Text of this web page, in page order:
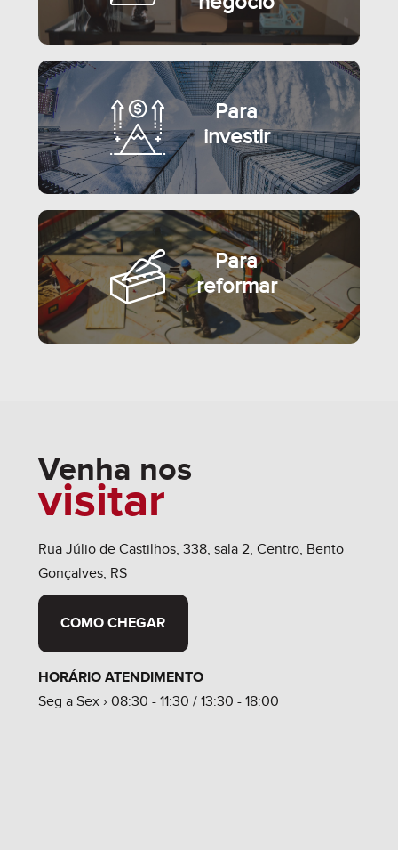
SEMIMOBILIADO
Para
investir
Para
reformar
Venha nos
visitar
Rua Júlio de Castilhos, 338, sala 2, Centro, Bento
Gonçalves, RS
COMO CHEGAR
HORÁRIO ATENDIMENTO
Seg a Sex › 08:30 - 11:30 / 13:30 - 18:00